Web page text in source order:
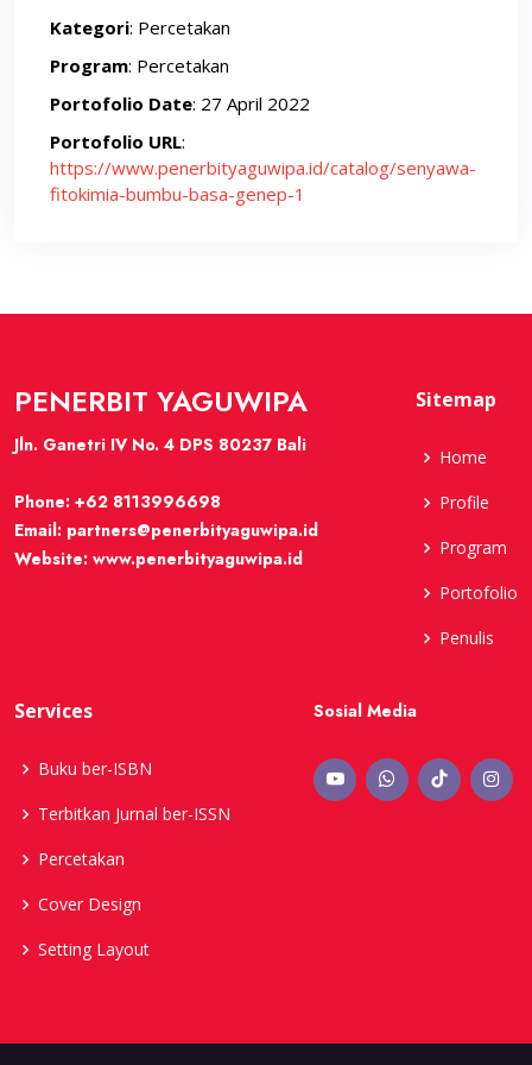
Kategori: Percetakan
Program: Percetakan
Portofolio Date: 27 April 2022
Portofolio URL:
https://www.penerbityaguwipa.id/catalog/senyawa-
fitokimia-bumbu-basa-genep-1
PENERBIT YAGUWIPA
Jln. Ganetri IV No. 4 DPS 80237 Bali
Phone: +62 8113996698
Email: partners@penerbityaguwipa.id
Website: www.penerbityaguwipa.id
Sitemap
Home
Profile
Program
Portofolio
Penulis
Services
Buku ber-ISBN
Terbitkan Jurnal ber-ISSN
Percetakan
Cover Design
Setting Layout
Sosial Media